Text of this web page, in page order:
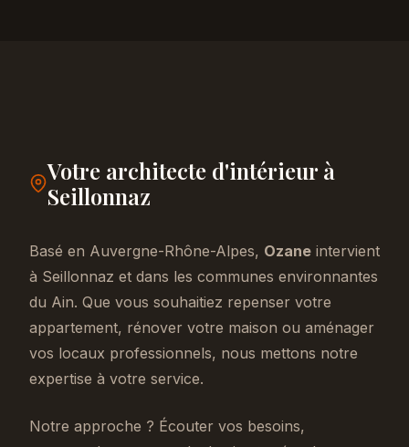
Votre architecte d'intérieur à
Seillonnaz
Basé en Auvergne-Rhône-Alpes, Ozane intervient
à Seillonnaz et dans les communes environnantes
du Ain. Que vous souhaitiez repenser votre
appartement, rénover votre maison ou aménager
vos locaux professionnels, nous mettons notre
expertise à votre service.
Notre approche ? Écouter vos besoins,